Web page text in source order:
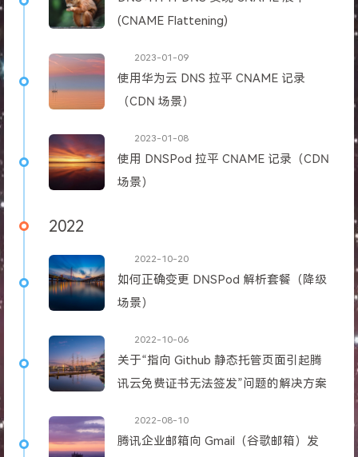
(CNAME Flattening)
2023-01-09
使用华为云 DNS 拉平 CNAME 记录
（CDN 场景）
2023-01-08
使用 DNSPod 拉平 CNAME 记录（CDN
场景）
2022
2022-10-20
如何正确变更 DNSPod 解析套餐（降级
场景）
2022-10-06
关于“指向 Github 静态托管页面引起腾
讯云免费证书无法签发”问题的解决方案
2022-08-10
腾讯企业邮箱向 Gmail（谷歌邮箱）发